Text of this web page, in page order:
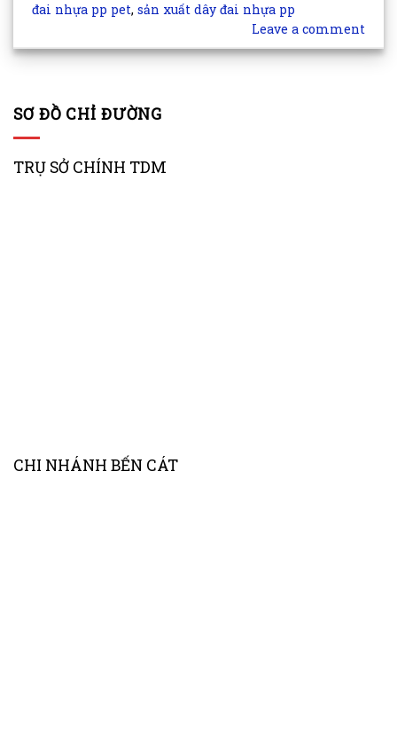
đai nhựa pp pet,sản xuất dây đai nhựa pp
Leave a comment
SƠ ĐỒ CHỈ ĐƯỜNG
TRỤ SỞ CHÍNH TDM
CHI NHÁNH BẾN CÁT